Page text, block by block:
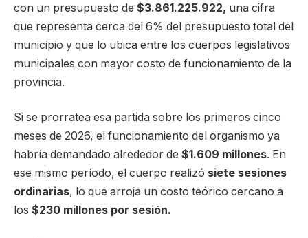
con un presupuesto de $3.861.225.922, una cifra
que representa cerca del 6% del presupuesto total del
municipio y que lo ubica entre los cuerpos legislativos
municipales con mayor costo de funcionamiento de la
provincia.
Si se prorratea esa partida sobre los primeros cinco
meses de 2026, el funcionamiento del organismo ya
habría demandado alrededor de $1.609 millones. En
ese mismo período, el cuerpo realizó siete sesiones
ordinarias, lo que arroja un costo teórico cercano a
los $230 millones por sesión.